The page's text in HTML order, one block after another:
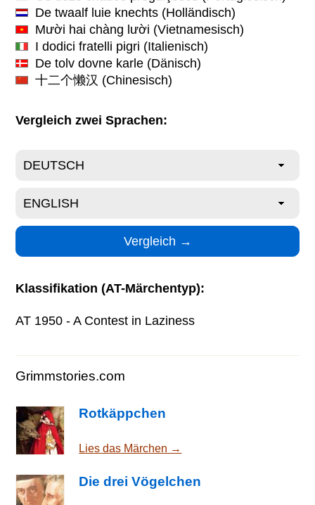
De twaalf luie knechts (Holländisch)
Mười hai chàng lười (Vietnamesisch)
I dodici fratelli pigri (Italienisch)
De tolv dovne karle (Dänisch)
十二个懒汉 (Chinesisch)
Vergleich zwei Sprachen:
Klassifikation (AT-Märchentyp):
AT 1950 - A Contest in Laziness
Grimmstories.com
Rotkäppchen
Lies das Märchen →
Die drei Vögelchen